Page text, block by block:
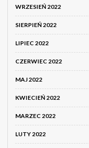
WRZESIEŃ 2022
SIERPIEŃ 2022
LIPIEC 2022
CZERWIEC 2022
MAJ 2022
KWIECIEŃ 2022
MARZEC 2022
LUTY 2022